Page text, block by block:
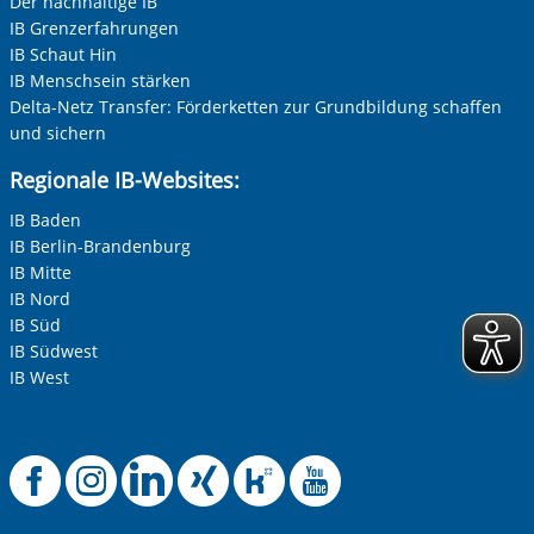
IB Grenzerfahrungen
IB Schaut Hin
IB Menschsein stärken
Delta-Netz Transfer: Förderketten zur Grundbildung schaffen
und sichern
Regionale IB-Websites:
IB Baden
IB Berlin-Brandenburg
IB Mitte
IB Nord
IB Süd
IB Südwest
IB West
Offizielle
Offizielle
Offizielle
Offizielle
Offizielle